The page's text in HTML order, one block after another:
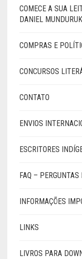
COMECE A SUA
DANIEL
COMPRAS E
CONCURSOS
CONTATO
ENVIOS
ESCRITORES
FAQ – PERGUNTAS
INFORMAÇÕES
LINKS
LIVROS PARA